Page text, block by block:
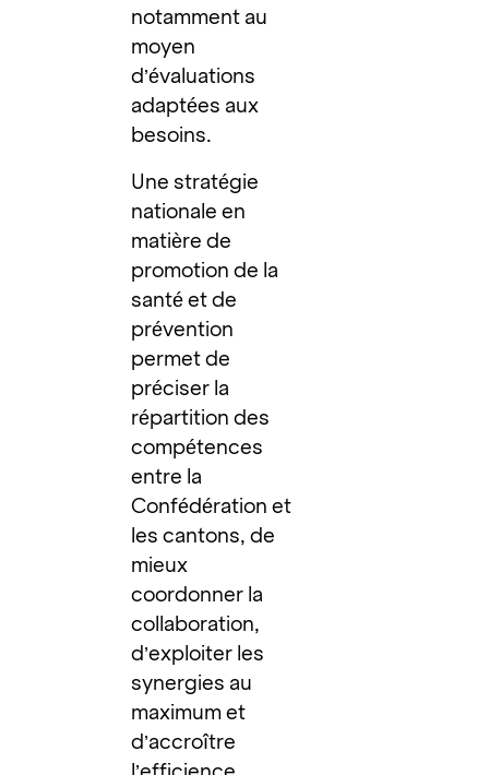
notamment au
moyen
d’évaluations
adaptées aux
besoins.
Une stratégie
nationale en
matière de
promotion de la
santé et de
prévention
permet de
préciser la
répartition des
compétences
entre la
Confédération et
les cantons, de
mieux
coordonner la
collaboration,
d’exploiter les
synergies au
maximum et
d’accroître